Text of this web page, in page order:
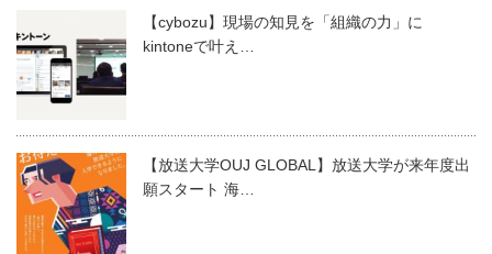
【cybozu】現場の知見を「組織の力」に
kintoneで叶え…
【放送大学OUJ GLOBAL】放送大学が来年度出
願スタート 海…